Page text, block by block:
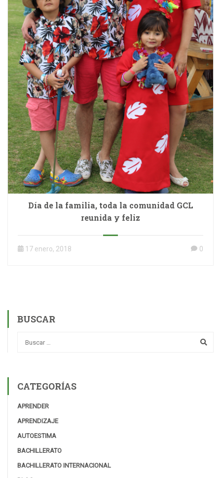
Día de la familia, toda la comunidad GCL
reunida y feliz
17 enero, 2018 0
BUSCAR
CATEGORÍAS
APRENDER
APRENDIZAJE
AUTOESTIMA
BACHILLERATO
BACHILLERATO INTERNACIONAL